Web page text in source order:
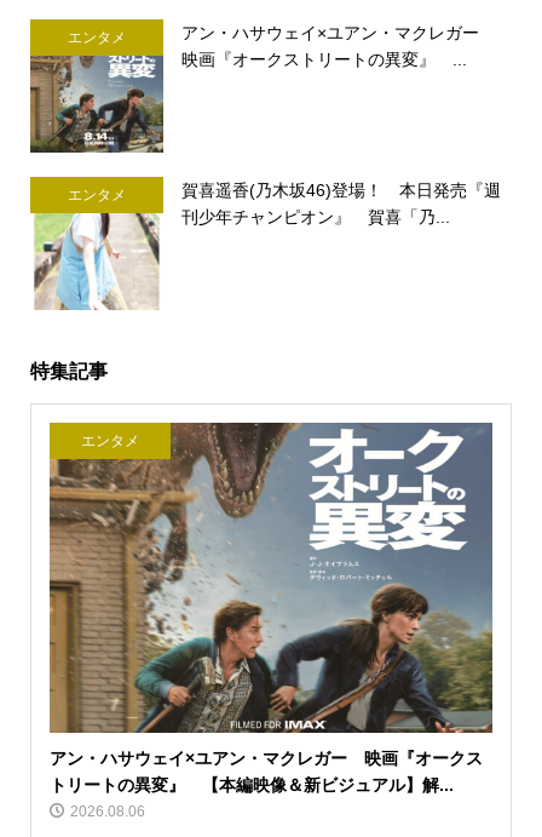
エンタメ
アン・ハサウェイ×ユアン・マクレガー
映画『オークストリートの異変』 ...
エンタメ
賀喜遥香(乃木坂46)登場！ 本日発売『週
刊少年チャンピオン』 賀喜「乃...
特集記事
エンタメ
アン・ハサウェイ×ユアン・マクレガー 映画『オークス
トリートの異変』 【本編映像＆新ビジュアル】解...
2026.08.06